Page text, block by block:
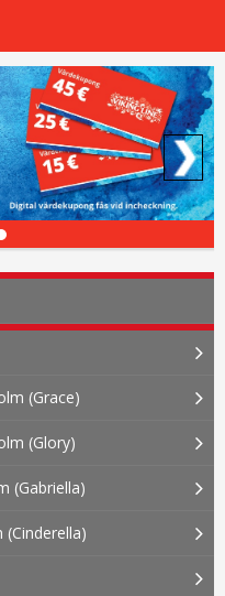
(Grace)
(Glory)
(Gabriella)